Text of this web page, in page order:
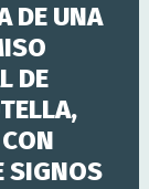
DE UNA
DE
SIGNOS